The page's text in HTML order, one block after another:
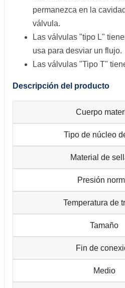
permanezca en la
válvula.
Las válvulas "tipo L"
usa para desviar un flujo.
Las válvulas "Tipo T"
Descripción del producto
Cuerpo
Tipo de núcleo
Material de
Presión
Temperatura de
Tamaño
Fin de
Medio